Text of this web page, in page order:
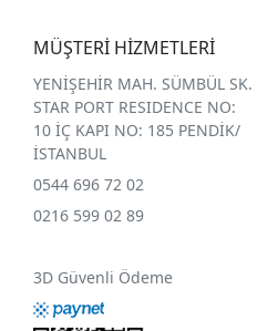
MÜŞTERİ HİZMETLERİ
YENİŞEHİR MAH. SÜMBÜL SK.
STAR PORT RESIDENCE NO:
10 İÇ KAPI NO: 185 PENDİK/
İSTANBUL
0544 696 72 02
0216 599 02 89
3D Güvenli Ödeme